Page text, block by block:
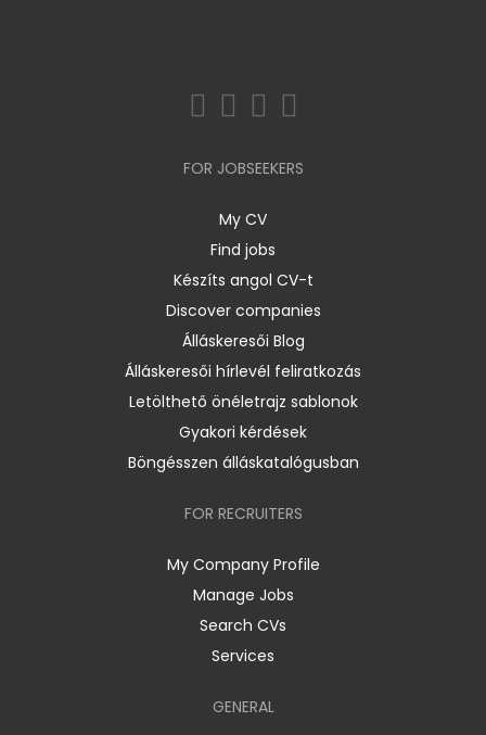
FOR JOBSEEKERS
My CV
Find jobs
Készíts angol CV-t
Discover companies
Álláskeresői Blog
Álláskeresői hírlevél feliratkozás
Letölthető önéletrajz sablonok
Gyakori kérdések
Böngésszen álláskatalógusban
FOR RECRUITERS
My Company Profile
Manage Jobs
Search CVs
Services
GENERAL